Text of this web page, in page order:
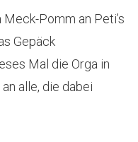
Pomm an Peti’s
Gepäck
Mal die Orga in
alle, die dabei